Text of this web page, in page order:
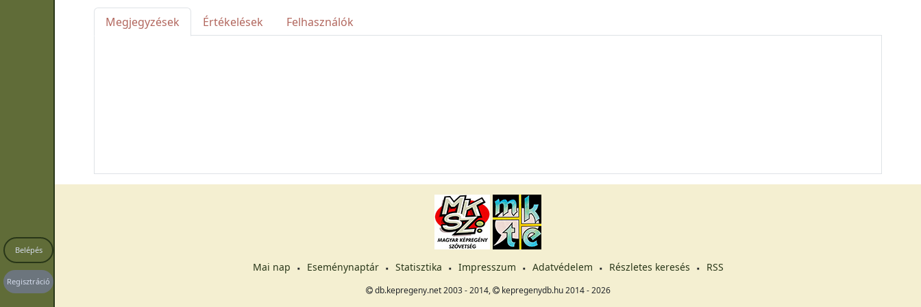
Belépés
Regisztráció
Megjegyzések Értékelések Felhasználók
Mai nap Eseménynaptár Statisztika Impresszum Adatvédelem Részletes keresés RSS
db.kepregeny.net 2003 - 2014, kepregenydb.hu 2014 - 2026